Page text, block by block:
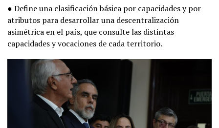
● Define una clasificación básica por capacidades y por
atributos para desarrollar una descentralización
asimétrica en el país, que consulte las distintas
capacidades y vocaciones de cada territorio.